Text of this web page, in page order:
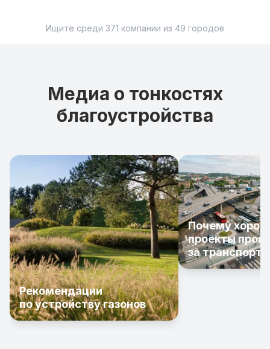
Ищите среди 371 компании из 49 городов
Медиа о тонкостях
благоустройства
Рекомендации
по устройству газонов
Почему
проекты
за